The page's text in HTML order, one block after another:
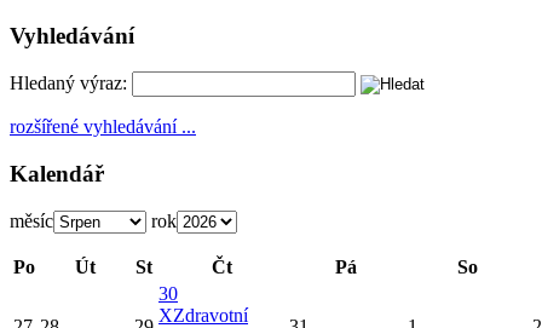
Vyhledávání
Hledaný výraz:
rozšířené vyhledávání ...
Kalendář
měsíc rok
Po Út St Čt Pá So
30
XZdravotní